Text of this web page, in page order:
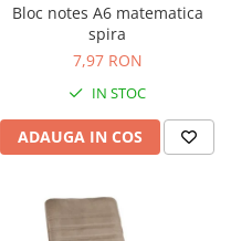
Bloc notes A6 matematica
spira
7,97 RON
IN STOC
ADAUGA IN COS